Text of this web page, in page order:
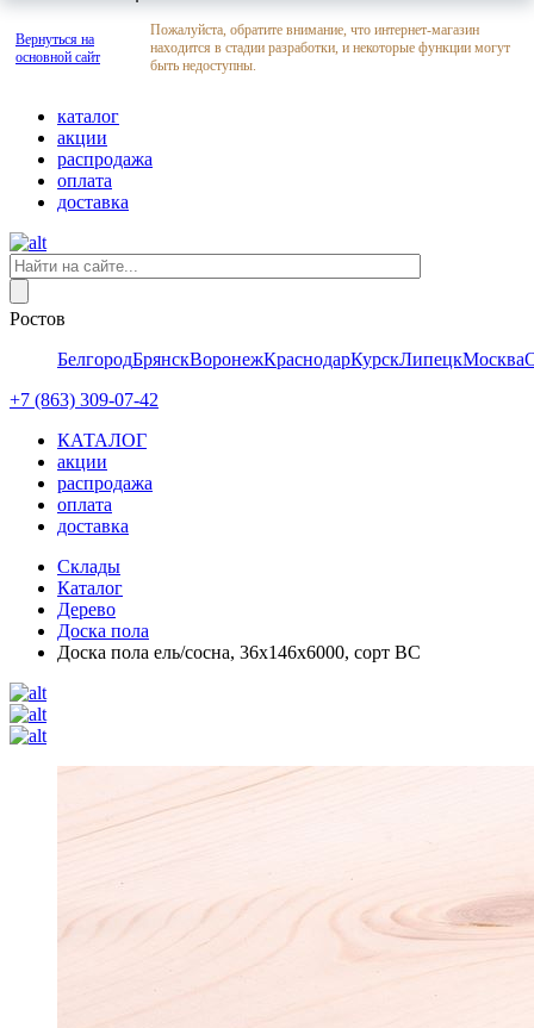
Вернуться на
основной сайт
Пожалуйста, обратите внимание, что интернет-магазин
находится в стадии разработки, и некоторые функции могут
быть недоступны.
каталог
акции
распродажа
оплата
доставка
Ростов
БелгородБрянскВоронежКраснодарКурскЛипецкМосква
+7 (863) 309-07-42
КАТАЛОГ
акции
распродажа
оплата
доставка
Склады
Каталог
Дерево
Доска пола
Доска пола ель/сосна, 36х146х6000, сорт ВС